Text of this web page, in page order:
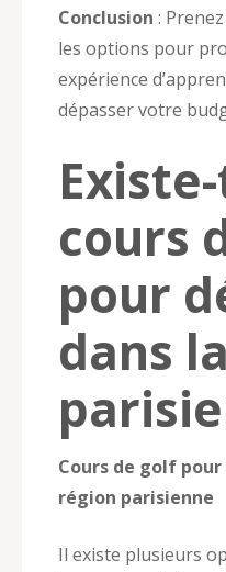
Conclusion :
les options pour
expérience
dépasser votre
cours
pour
dans
Cours de golf
région parisienne
Il existe plusieurs